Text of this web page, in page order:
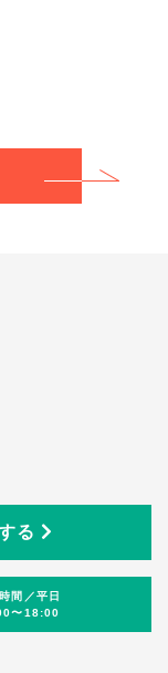
る
間／平日
〜18:00